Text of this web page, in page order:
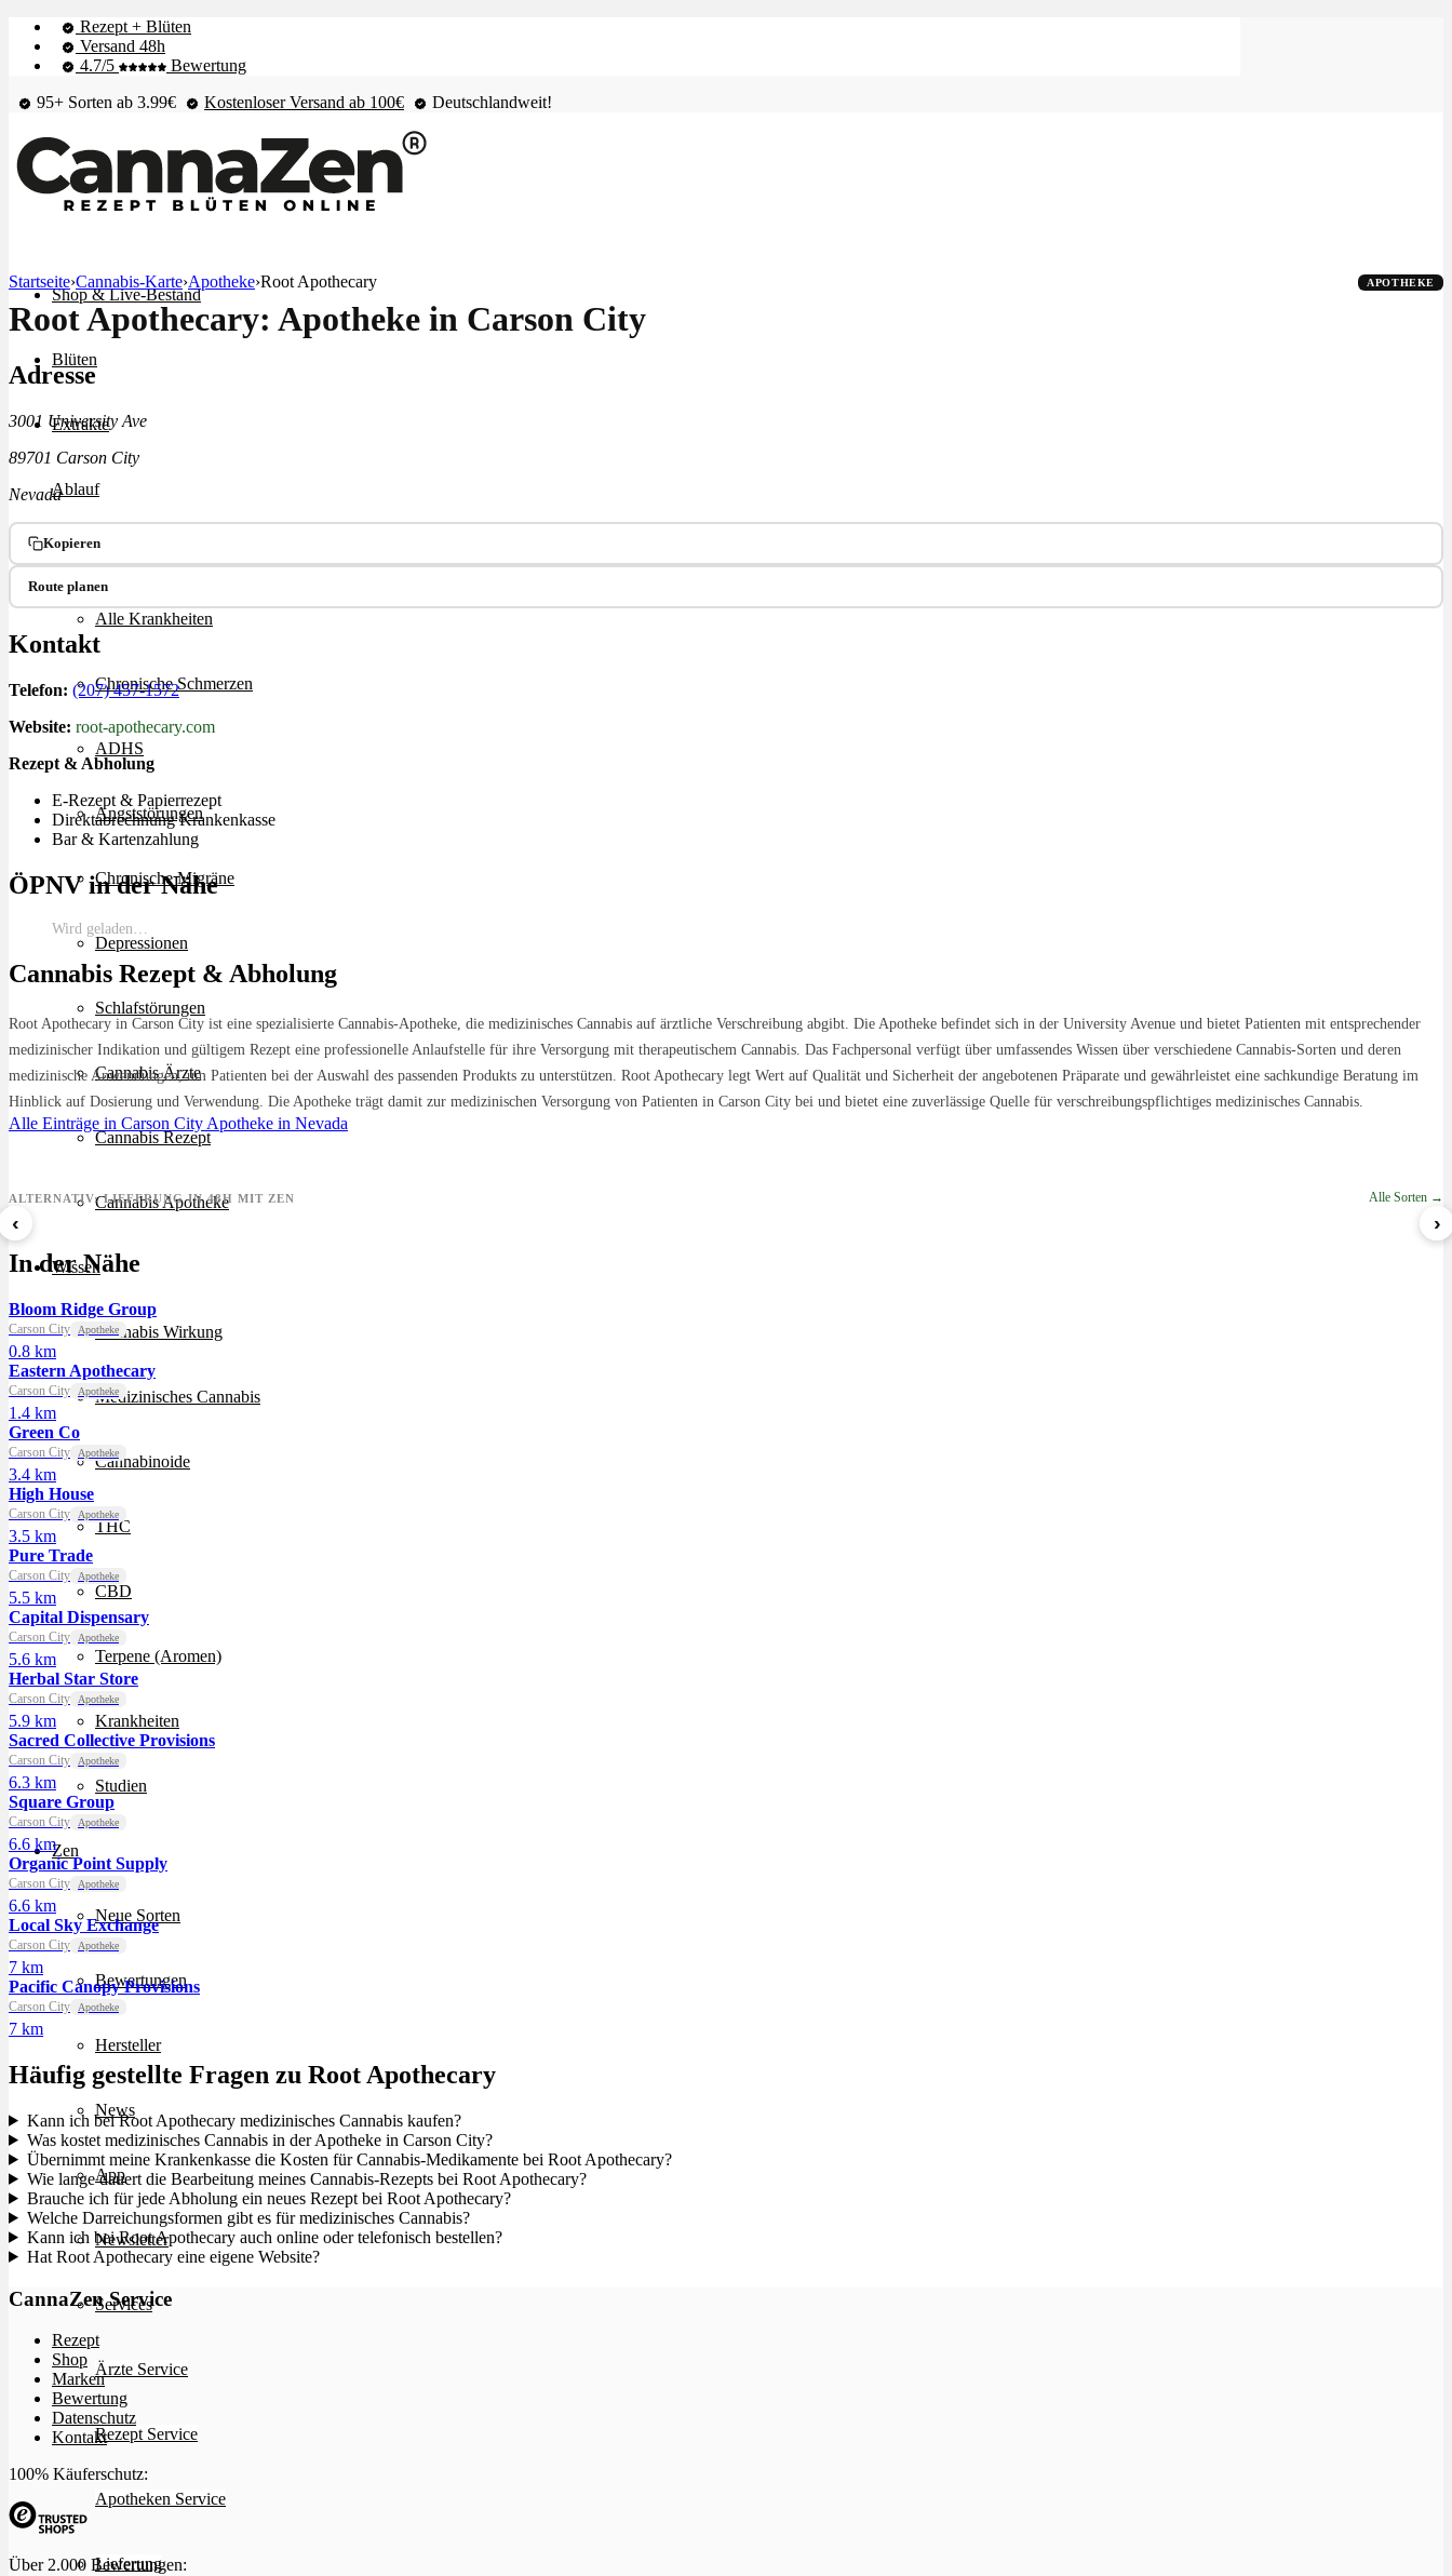
Rezept + Blüten
Versand 48h
4.7/5
Bewertung
95+ Sorten ab 3.99€
Kostenloser Versand ab 100€ Deutschlandweit!
Shop & Live-Bestand
Blüten
Extrakte
Ablauf
Therapien
Alle Krankheiten
Chronische Schmerzen
ADHS
Angststörungen
Chronische Migräne
Depressionen
Schlafstörungen
Cannabis Ärzte
Cannabis Rezept
Cannabis Apotheke
Wissen
Cannabis Wirkung
Medizinisches Cannabis
Cannabinoide
THC
CBD
Terpene (Aromen)
Krankheiten
Studien
Zen
Neue Sorten
Bewertungen
Hersteller
News
App
Newsletter
Services
Ärzte Service
Rezept Service
Apotheken Service
Lieferung
Startseite›Cannabis-Karte›Apotheke›Root Apothecary APOTHEKE
Root Apothecary: Apotheke in Carson City
Adresse
3001 University Ave
89701 Carson City
Nevada
Kopieren
Route planen
Kontakt
Telefon: (207) 457-1572
Website: root-apothecary.com
Rezept & Abholung
E-Rezept & Papierrezept
Direktabrechnung Krankenkasse
Bar & Kartenzahlung
ÖPNV in der Nähe
Wird geladen…
Cannabis Rezept & Abholung
Root Apothecary in Carson City ist eine spezialisierte Cannabis-Apotheke, die medizinisches Cannabis auf ärztliche Verschreibung abgibt. Die Apotheke befindet sich in der University Avenue und bietet Patienten mit entsprechender
medizinischer Indikation und gültigem Rezept eine professionelle Anlaufstelle für ihre Versorgung mit therapeutischem Cannabis. Das Fachpersonal verfügt über umfassendes Wissen über verschiedene Cannabis-Sorten und deren
medizinische Anwendungen, um Patienten bei der Auswahl des passenden Produkts zu unterstützen. Root Apothecary legt Wert auf Qualität und Sicherheit der angebotenen Präparate und gewährleistet eine sachkundige Beratung im
Hinblick auf Dosierung und Verwendung. Die Apotheke trägt damit zur medizinischen Versorgung von Patienten in Carson City bei und bietet eine zuverlässige Quelle für verschreibungspflichtiges medizinisches Cannabis.
Alle Einträge in Carson City Apotheke in Nevada
ALTERNATIV: LIEFERUNG IN 48H MIT ZEN Alle Sorten →
‹
8 Ball Kush
ab 7,29 €/g
›
In der Nähe
Bloom Ridge Group
Carson City Apotheke
0.8 km
Eastern Apothecary
Carson City Apotheke
1.4 km
Green Co
Carson City Apotheke
3.4 km
High House
Carson City Apotheke
3.5 km
Pure Trade
Carson City Apotheke
5.5 km
Capital Dispensary
Carson City Apotheke
5.6 km
Herbal Star Store
Carson City Apotheke
5.9 km
Sacred Collective Provisions
Carson City Apotheke
6.3 km
Square Group
Carson City Apotheke
6.6 km
Organic Point Supply
Carson City Apotheke
6.6 km
Local Sky Exchange
Carson City Apotheke
7 km
Pacific Canopy Provisions
Carson City Apotheke
7 km
Häufig gestellte Fragen zu Root Apothecary
Kann ich bei Root Apothecary medizinisches Cannabis kaufen?
Was kostet medizinisches Cannabis in der Apotheke in Carson City?
Übernimmt meine Krankenkasse die Kosten für Cannabis-Medikamente bei Root Apothecary?
Wie lange dauert die Bearbeitung meines Cannabis-Rezepts bei Root Apothecary?
Brauche ich für jede Abholung ein neues Rezept bei Root Apothecary?
Welche Darreichungsformen gibt es für medizinisches Cannabis?
Kann ich bei Root Apothecary auch online oder telefonisch bestellen?
Hat Root Apothecary eine eigene Website?
CannaZen Service
Rezept
Shop
Marken
Bewertung
Datenschutz
Kontakt
100% Käuferschutz:
Über 2.000 Bewertungen: